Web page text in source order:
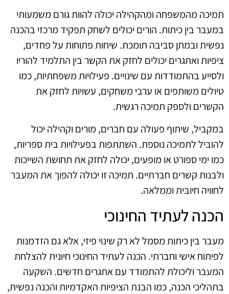
תמיכה מהמשפחה ומהקהילה יכולה להוות גורם משמעותי
במעבר בין כיתות. הורים יכולים לשחק תפקיד מרכזי בהכנה
נפשית ובמתן סביבה תומכת. שיחות פתוחות על פחדים,
ציפיות ואתגרים יכולים לחזק את הקשר בין התלמיד להוריו
ולסייע בהתמודדות עם שינויים. פעילויות משפחתיות, כמו
טיולים משותפים או ערבי משחקים, עשויות לחזק את
הקשרים ולספק תמיכה רגשית.
במקביל, שיתוף פעולה עם חברים, מורים וקהילה יכול
להוביל לתמיכה נוספת. השתתפות בפעילויות בית ספריות,
כמו ימי ספורט או מופעים, יכולה לחזק את תחושת השייכות
ולבנות קשרים חברתיים. תמיכה זו יכולה להפוך את המעבר
לחוויה חיובית וממלאה.
הכנה לעתיד החינוכי
מעבר בין כיתות מסמל לא רק שינוי פיזי, אלא גם הזדמנות
לפיתוח אישי וחברתי. הכנה לעתיד החינוכי חיונית להצלחת
המעבר וליכולת להתמודד עם אתגרים חדשים. השקעה
בתהליכי הכנה, כמו הבנת הציפיות האקדמיות והכנה נפשית,